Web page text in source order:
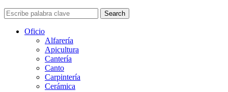
Search
Oficio
Alfarería
Apicultura
Cantería
Canto
Carpintería
Cerámica